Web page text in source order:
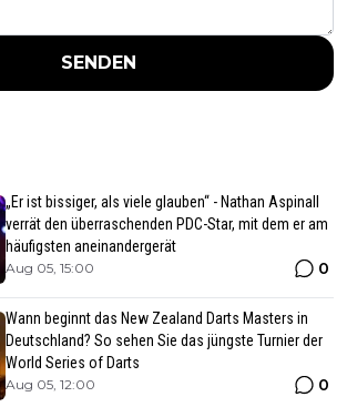
SENDEN
„Er ist bissiger, als viele glauben“ - Nathan Aspinall
verrät den überraschenden PDC-Star, mit dem er am
häufigsten aneinandergerät
Aug 05, 15:00 0
Wann beginnt das New Zealand Darts Masters in
Deutschland? So sehen Sie das jüngste Turnier der
World Series of Darts
Aug 05, 12:00 0